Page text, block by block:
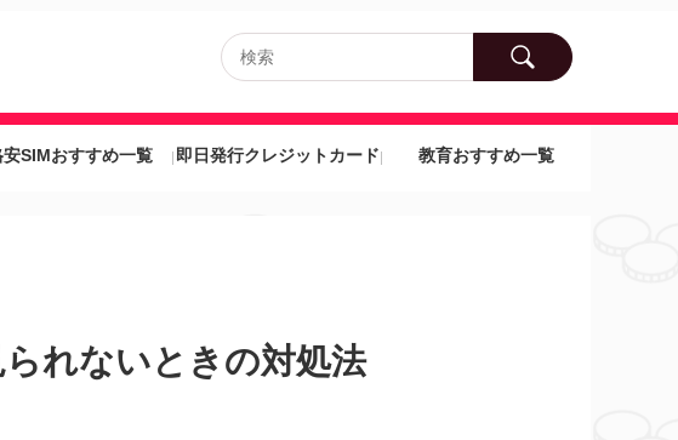
安SIMおすすめ一覧 即日発行クレジットカード 教育おすすめ一覧
れないときの対処法